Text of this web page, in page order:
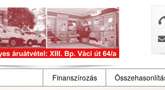
Finanszírozás